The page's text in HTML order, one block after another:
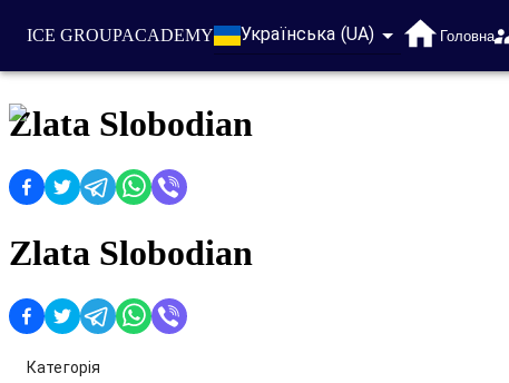
ICE GROUPACADEMY Українська (UA) Головна
Zlata Slobodian
Zlata Slobodian
Категорія